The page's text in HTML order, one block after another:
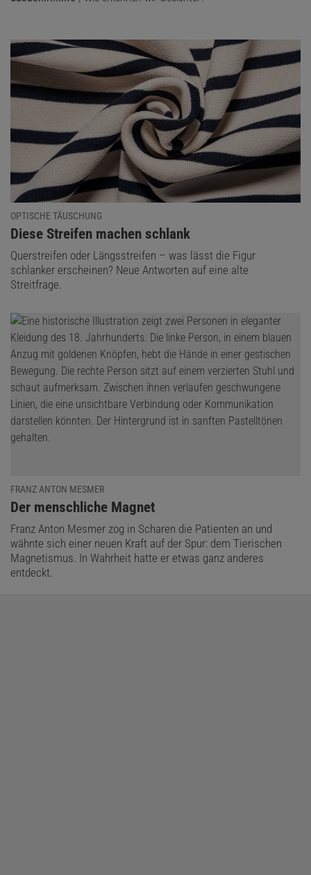
OPTISCHE TÄUSCHUNG
:
Diese Streifen machen schlank
Querstreifen oder Längsstreifen – was lässt die Figur
schlanker erscheinen? Neue Antworten auf eine alte
Streitfrage.
FRANZ ANTON MESMER
:
Der menschliche Magnet
Franz Anton Mesmer zog in Scharen die Patienten an und
wähnte sich einer neuen Kraft auf der Spur: dem Tierischen
Magnetismus. In Wahrheit hatte er etwas ganz anderes
entdeckt.